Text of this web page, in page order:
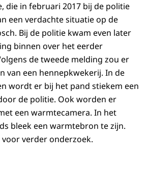
die in februari 2017 bij de politie
een verdachte situatie op de
Bij de politie kwam even later
binnen over het eerder
de tweede melding zou er
van een hennepkwekerij. In de
wordt er bij het pand stiekem een
de politie. Ook worden er
een warmtecamera. In het
bleek een warmtebron te zijn.
verder onderzoek.